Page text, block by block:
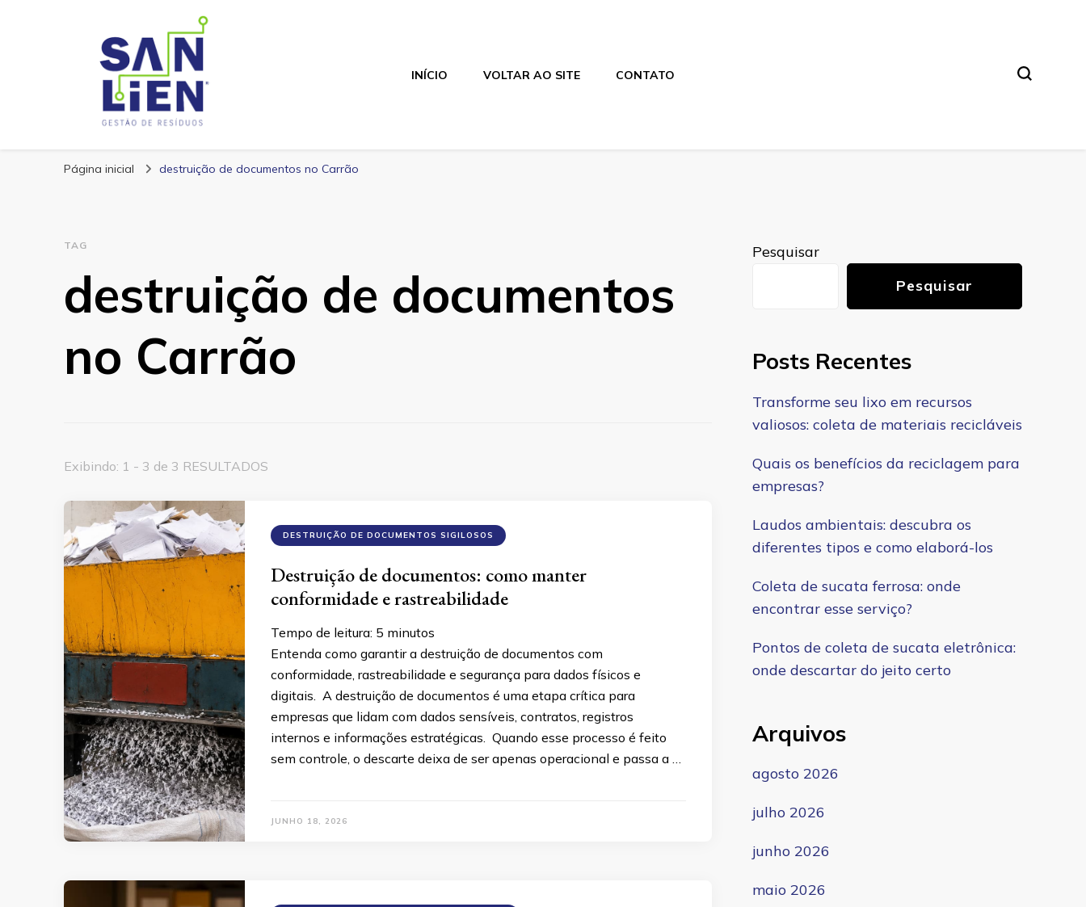
San Lien
INÍCIO VOLTAR AO SITE CONTATO
Página inicial destruição de documentos no Carrão
TAG
destruição de documentos
no Carrão
Exibindo: 1 - 3 de 3 RESULTADOS
DESTRUIÇÃO DE DOCUMENTOS SIGILOSOS
Destruição de documentos: como manter
conformidade e rastreabilidade
Tempo de leitura: 5 minutos
Entenda como garantir a destruição de documentos com
conformidade, rastreabilidade e segurança para dados físicos e
digitais. A destruição de documentos é uma etapa crítica para
empresas que lidam com dados sensíveis, contratos, registros
internos e informações estratégicas. Quando esse processo é feito
sem controle, o descarte deixa de ser apenas operacional e passa a …
JUNHO 18, 2026
Pesquisar
Pesquisar
Posts Recentes
Transforme seu lixo em recursos
valiosos: coleta de materiais recicláveis
Quais os benefícios da reciclagem para
empresas?
Laudos ambientais: descubra os
diferentes tipos e como elaborá-los
Coleta de sucata ferrosa: onde
encontrar esse serviço?
Pontos de coleta de sucata eletrônica:
onde descartar do jeito certo
Arquivos
agosto 2026
julho 2026
junho 2026
maio 2026